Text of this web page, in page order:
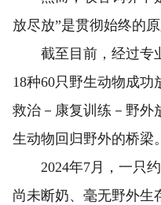
放尽放”是贯彻始终的原
截至目前，经过专
18种60只野生动物成
救治－康复训练－野外
生动物回归野外的桥梁。
2024年7月，一只约
尚未断奶、毫无野外生